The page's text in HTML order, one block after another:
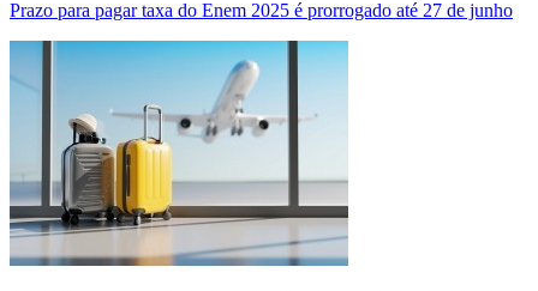
Prazo para pagar taxa do Enem 2025 é prorrogado até 27 de junho